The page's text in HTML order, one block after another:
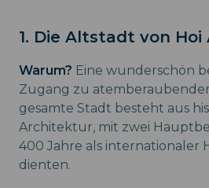
1. Die Altstadt von Hoi
Warum? Eine wunderschön
Zugang zu
gesamte Stadt besteht aus
Architektur, mit zwei
400 Jahre als internationaler
dienten.